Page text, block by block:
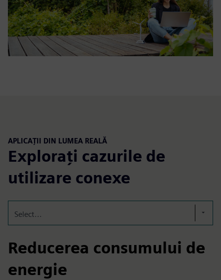
APLICAȚII DIN LUMEA REALĂ
Explorați cazurile de
utilizare conexe
Select...
Reducerea consumului de
energie